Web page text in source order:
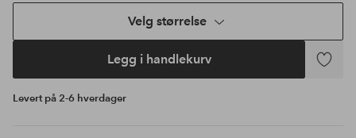
Velg størrelse
Legg i handlekurv
Legg
Levert på 2-6 hverdager